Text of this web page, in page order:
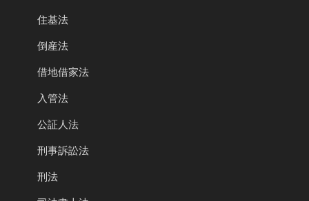
住基法
倒産法
借地借家法
入管法
公証人法
刑事訴訟法
刑法